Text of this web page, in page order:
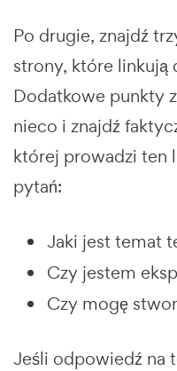
Po drugie, znajdź
strony, które linkują
Dodatkowe punkty
nieco i znajdź
której prowadzi ten
pytań:
Jaki jest temat
Czy jestem
Czy mogę
Jeśli odpowiedź na